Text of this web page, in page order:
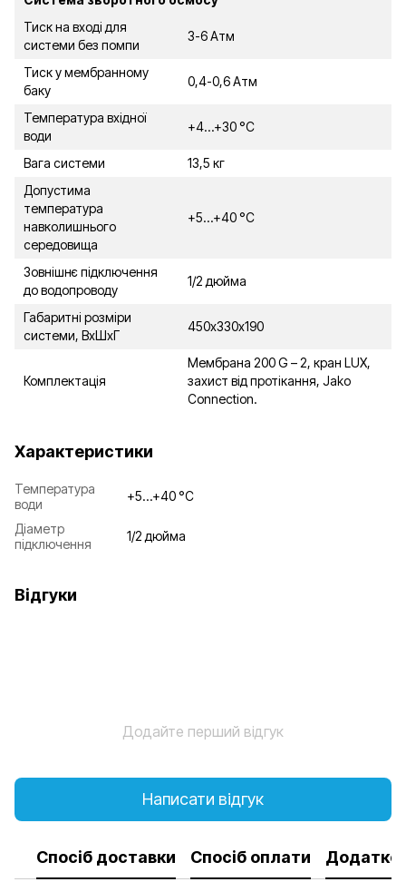
Тиск на вході для
системи без помпи
3-6 Атм
Тиск у мембранному
баку
0,4-0,6 Атм
Температура вхідної
води
+4…+30 °С
Вага системи
13,5 кг
Допустима
температура
навколишнього
середовища
+5…+40 °С
Зовнішнє підключення
до водопроводу
1/2 дюйма
Габаритні розміри
системи, ВхШхГ
450х330х190
Комплектація
Мембрана 200 G – 2, кран LUX,
захист від протікання, Jako
Connection.
Характеристики
Температура
води
+5…+40 °С
Діаметр
підключення
1/2 дюйма
Відгуки
Додайте перший відгук
Написати відгук
Спосіб доставки Спосіб оплати